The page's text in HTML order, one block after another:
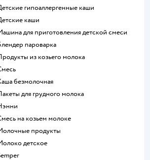
Детские гипоаллергенные каши
детские каши
машина для приготовления детской смеси
блендер пароварка
продукты из козьего молока
смесь
каша безмолочная
пакеты для грудного молока
нэнни
смесь на козьем молоке
молочные продукты
молоко детское
semper